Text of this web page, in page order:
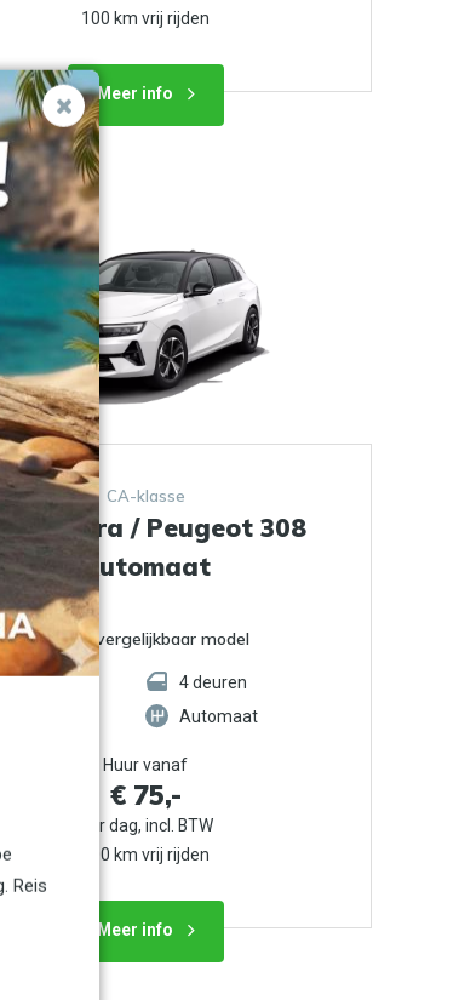
100 km vrij rijden
Meer info
CA-klasse
Astra / Peugeot 308
Automaat
of een vergelijkbaar model
4deuren
Automaat
Huur vanaf
€ 75,-
Per dag, incl. BTW
100 km vrij rijden
Meer info
Reis